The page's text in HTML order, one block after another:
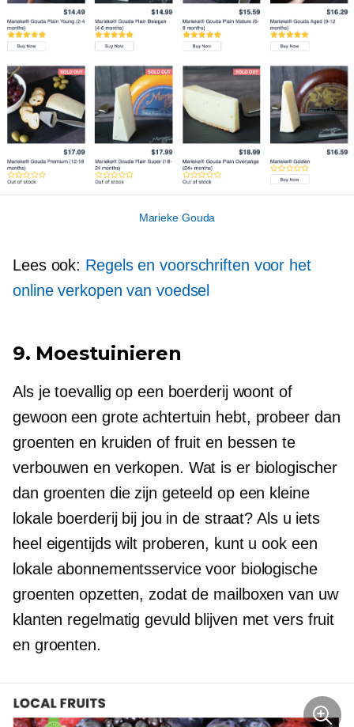
Marieke Gouda
Lees ook: Regels en voorschriften voor het
online verkopen van voedsel
9. Moestuinieren
Als je toevallig op een boerderij woont of
gewoon een grote achtertuin hebt, probeer dan
groenten en kruiden of fruit en bessen te
verbouwen en verkopen. Wat is er biologischer
dan groenten die zijn geteeld op een kleine
lokale boerderij bij jou in de straat? Als u iets
heel eigentijds wilt proberen, kunt u ook een
lokale abonnementsservice voor biologische
groenten opzetten, zodat de mailboxen van uw
klanten regelmatig gevuld blijven met vers fruit
en groenten.